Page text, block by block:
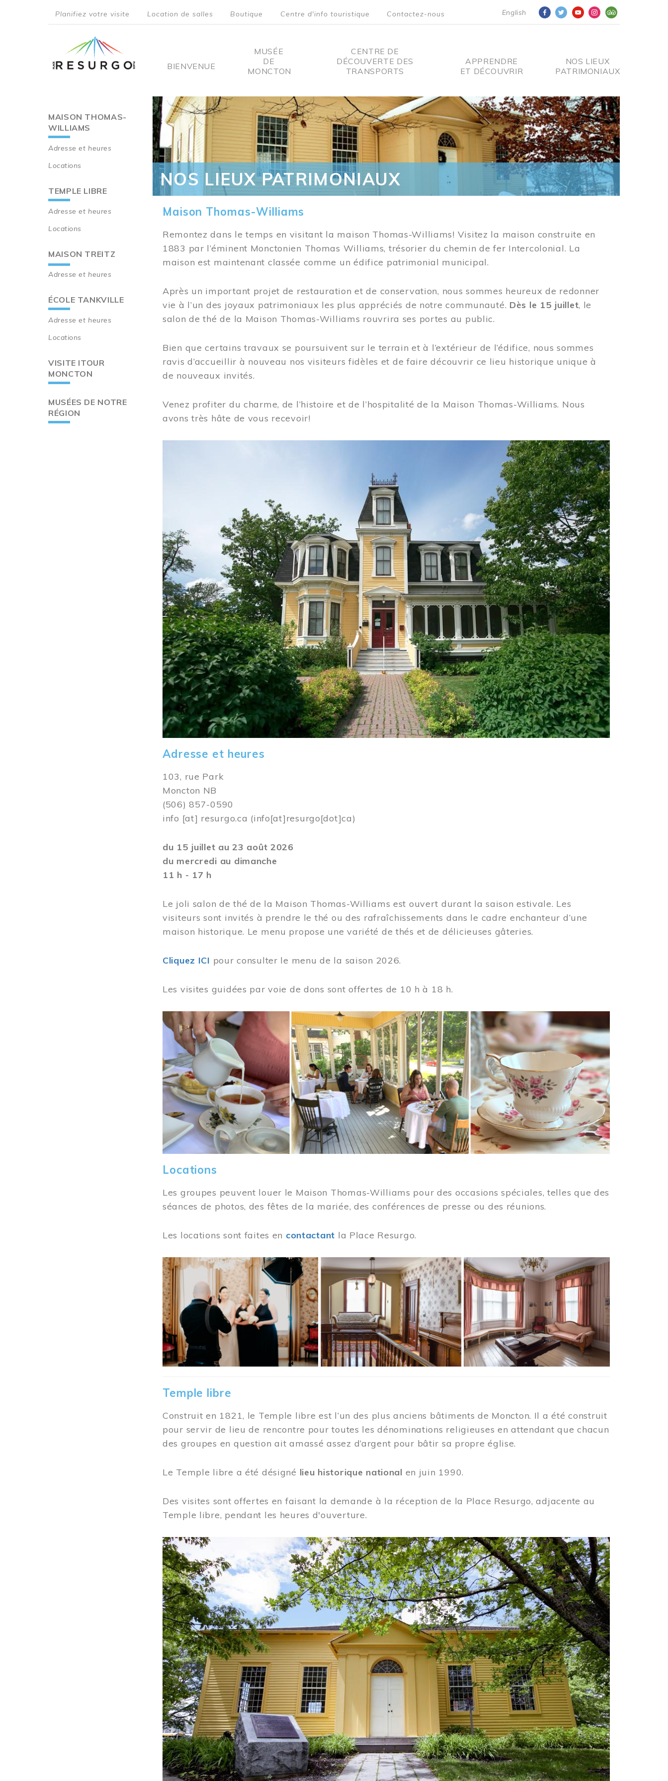
English
menu
Planifiez votre visite Location de salles Boutique Centre d'info touristique Contactez-nous
Main
BIENVENUE
MUSÉE
DE
MONCTON
CENTRE DE
DÉCOUVERTE DES
TRANSPORTS
APPRENDRE
ET DÉCOUVRIR
NOS LIEUX
PATRIMONIAUX
Main
navigation
MAISON THOMAS-
WILLIAMS
Adresse et heures
Locations
TEMPLE LIBRE
Adresse et heures
Locations
MAISON TREITZ
Adresse et heures
ÉCOLE TANKVILLE
Adresse et heures
Locations
VISITE ITOUR
MONCTON
MUSÉES DE NOTRE
RÉGION
NOS LIEUX PATRIMONIAUX
Maison Thomas-Williams
Remontez dans le temps en visitant la maison Thomas-Williams! Visitez la maison construite en
1883 par l’éminent Monctonien Thomas Williams, trésorier du chemin de fer Intercolonial. La
maison est maintenant classée comme un édifice patrimonial municipal.
Après un important projet de restauration et de conservation, nous sommes heureux de redonner
vie à l’un des joyaux patrimoniaux les plus appréciés de notre communauté. Dès le 15 juillet, le
salon de thé de la Maison Thomas-Williams rouvrira ses portes au public.
Bien que certains travaux se poursuivent sur le terrain et à l’extérieur de l’édifice, nous sommes
ravis d’accueillir à nouveau nos visiteurs fidèles et de faire découvrir ce lieu historique unique à
de nouveaux invités.
Venez profiter du charme, de l’histoire et de l’hospitalité de la Maison Thomas-Williams. Nous
avons très hâte de vous recevoir!
Adresse et heures
103, rue Park
Moncton NB
(506) 857-0590
info [at] resurgo.ca (info[at]resurgo[dot]ca)
du 15 juillet au 23 août 2026
du mercredi au dimanche
11 h - 17 h
Le joli salon de thé de la Maison Thomas-Williams est ouvert durant la saison estivale. Les
visiteurs sont invités à prendre le thé ou des rafraîchissements dans le cadre enchanteur d’une
maison historique. Le menu propose une variété de thés et de délicieuses gâteries.
Cliquez ICI pour consulter le menu de la saison 2026.
Les visites guidées par voie de dons sont offertes de 10 h à 18 h.
Image
Locations
Les groupes peuvent louer le Maison Thomas-Williams pour des occasions spéciales, telles que des
séances de photos, des fêtes de la mariée, des conférences de presse ou des réunions.
Les locations sont faites en contactant la Place Resurgo.
Image
Temple libre
Construit en 1821, le Temple libre est l’un des plus anciens bâtiments de Moncton. Il a été construit
pour servir de lieu de rencontre pour toutes les dénominations religieuses en attendant que chacun
des groupes en question ait amassé assez d’argent pour bâtir sa propre église.
Le Temple libre a été désigné lieu historique national en juin 1990.
Des visites sont offertes en faisant la demande à la réception de la Place Resurgo, adjacente au
Temple libre, pendant les heures d'ouverture.
Image